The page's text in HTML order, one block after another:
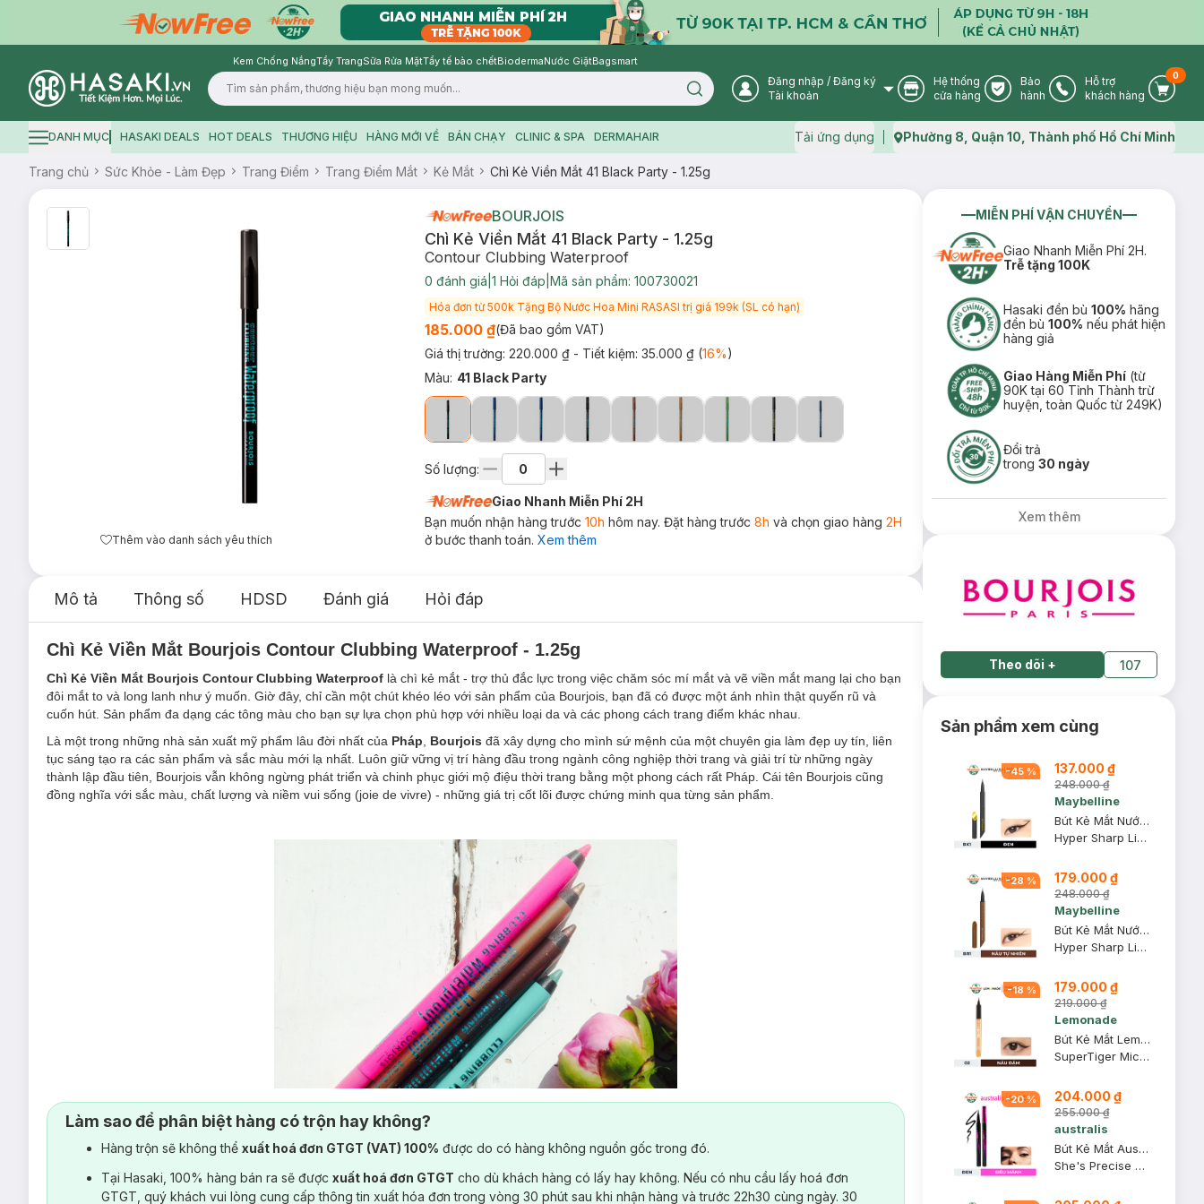
Kem Chống NắngTẩy TrangSữa Rửa MặtTẩy tế bào chếtBiodermaNước GiặtBagsmart
Logo
Search icon User Icon
Đăng nhập / Đăng ký
Tài khoản
Store Icon
Hệ thống
cửa hàng
Warranty Icon
Bảo
hành
Phone Icon
Hỗ trợ
khách hàng
Cart
0
Hamburger icon
DANH MỤC HASAKI DEALS HOT DEALS THƯƠNG HIỆU HÀNG MỚI VỀ BÁN CHẠY CLINIC & SPA DERMAHAIR Tải ứng dụng Map icon
Phường 8, Quận 10, Thành phố Hồ Chí Minh
Trang chủ Sức Khỏe - Làm Đẹp Trang Điểm Trang Điểm Mắt Kẻ Mắt Chì Kẻ Viền Mắt 41 Black Party - 1.25g
Thêm vào danh sách yêu thích
BOURJOIS
Chì Kẻ Viền Mắt 41 Black Party - 1.25g
Contour Clubbing Waterproof
0 đánh giá 1 Hỏi đáp Mã sản phẩm: 100730021
Hóa đơn từ 500k Tặng Bộ Nước Hoa Mini RASASI trị giá 199k (SL có hạn)
185.000 ₫(Đã bao gồm VAT)
Giá thị trường: 220.000 ₫ - Tiết kiệm: 35.000 ₫(16%)
Màu: 41 Black Party
Số lượng:
Giao Nhanh Miễn Phí 2H
Bạn muốn nhận hàng trước 10h hôm nay. Đặt hàng trước 8h và chọn giao hàng 2H
ở bước thanh toán. Xem thêm
Mô tả Thông số HDSD Đánh giá Hỏi đáp
Chì Kẻ Viền Mắt Bourjois Contour Clubbing Waterproof - 1.25g
Chì Kẻ Viền Mắt Bourjois Contour Clubbing Waterproof là chì kẻ mắt - trợ thủ đắc lực trong việc chăm sóc mí mắt và vẽ viền mắt mang lại cho bạn
đôi mắt to và long lanh như ý muốn. Giờ đây, chỉ cần một chút khéo léo với sản phẩm của Bourjois, bạn đã có được một ánh nhìn thật quyến rũ và
cuốn hút. Sản phẩm đa dạng các tông màu cho bạn sự lựa chọn phù hợp với nhiều loại da và các phong cách trang điểm khác nhau.
Là một trong những nhà sản xuất mỹ phẩm lâu đời nhất của Pháp Bourjois đã xây dựng cho mình sứ mệnh của một chuyên gia làm đẹp uy tín, liên
tục sáng tạo ra các sản phẩm và sắc màu mới lạ nhất. Luôn giữ vững vị trí hàng đầu trong ngành công nghiệp thời trang và giải trí từ những ngày
thành lập đầu tiên, Bourjois vẫn không ngừng phát triển và chinh phục giới mộ điệu thời trang bằng một phong cách rất Pháp. Cái tên Bourjois cũng
đồng nghĩa với sắc màu, chất lượng và niềm vui sống (joie de vivre) - những giá trị cốt lõi được chứng minh qua từng sản phẩm.
Làm sao để phân biệt hàng có trộn hay không?
Hàng trộn sẽ không thể xuất hoá đơn GTGT (VAT) 100% được do có hàng không nguồn gốc trong đó.
Tại Hasaki, 100% hàng bán ra sẽ được xuất hoá đơn GTGT cho dù khách hàng có lấy hay không. Nếu có nhu cầu lấy hoá đơn
GTGT, quý khách vui lòng cung cấp thông tin xuất hóa đơn trong vòng 30 phút sau khi nhận hàng và trước 22h30 cùng ngày. 30
MIỄN PHÍ VẬN CHUYỂN
Giao Nhanh Miễn Phí 2H.
Trễ tặng 100K
Hasaki đền bù100% hãng
đền bù100% nếu phát hiện
hàng giả
Giao Hàng Miễn Phí (từ
90K tại 60 Tỉnh Thành trừ
huyện, toàn Quốc từ 249K)
Đổi trả
trong30 ngày
Xem thêm
Theo dõi + 107
Sản phẩm xem cùng
-45 % 137.000 ₫
248.000 ₫
Maybelline
Bút Kẻ Mắt Nước Maybelline Sắc Mảnh BK1 Đen Sắc Sảo 0.4g
Hyper Sharp Liner Extreme #BK-1 Ultra Black
-28 % 179.000 ₫
248.000 ₫
Maybelline
Bút Kẻ Mắt Nước Maybelline Sắc Mảnh BR1 Nâu Tự Nhiên 0.4g
Hyper Sharp Liner Extreme #BR-1 Natural Brown
-18 % 179.000 ₫
219.000 ₫
Lemonade
Bút Kẻ Mắt Lemonade Siêu Mảnh 02 Brown Nâu Đậm 1g
SuperTiger Micro Eyeliner
-20% 204.000 ₫
255.000 ₫
australis
Bút Kẻ Mắt Australis Siêu Mảnh Không Lem Không Trôi
She's Precise Liquid Eyeliner